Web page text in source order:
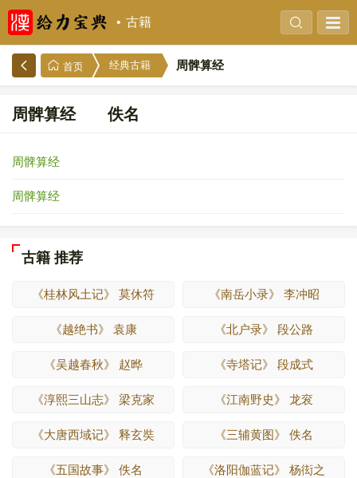
古籍
首页 经典古籍 周髀算经
周髀算经 佚名
周髀算经
周髀算经
古籍 推荐
《桂林风土记》 莫休符 《南岳小录》 李冲昭
《越绝书》 袁康 《北户录》 段公路
《吴越春秋》 赵晔 《寺塔记》 段成式
《淳熙三山志》 梁克家 《江南野史》 龙衮
《大唐西域记》 释玄奘 《三辅黄图》 佚名
《五国故事》 佚名 《洛阳伽蓝记》 杨衒之